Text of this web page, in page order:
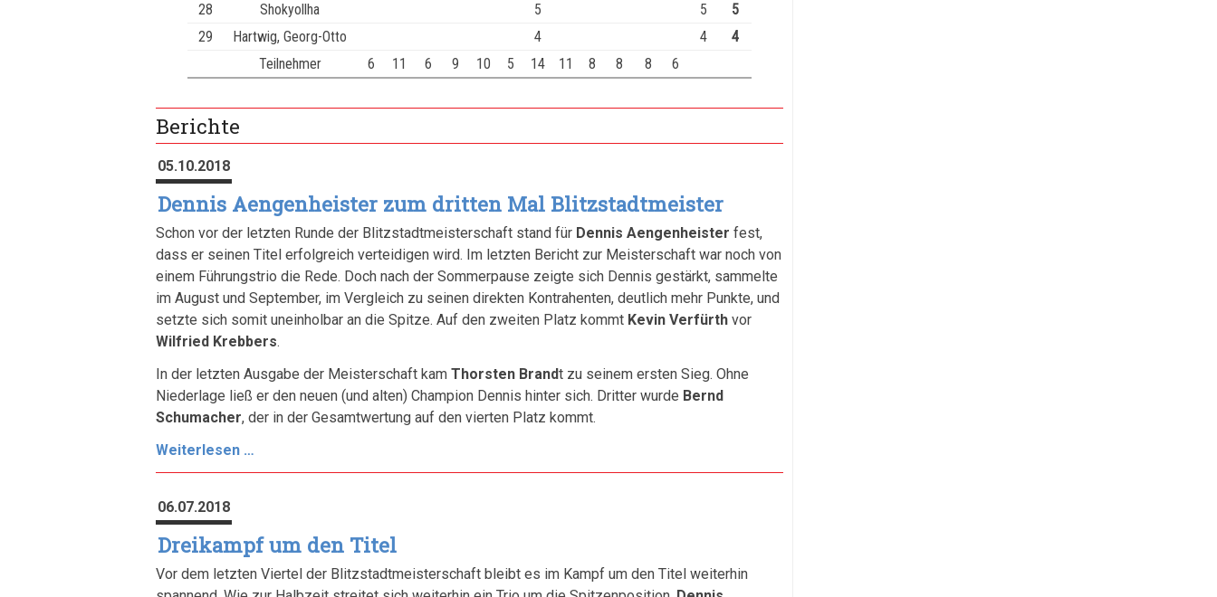
28
Shokyollha 5 5
5
29
Hartwig, Georg-Otto 4 4
4
Teilnehmer
6 11 6 9 10 5 14 11 8 8 8 6
Berichte
05.10.2018
Dennis Aengenheister zum dritten Mal Blitzstadtmeister
Schon vor der letzten Runde der Blitzstadtmeisterschaft stand für Dennis Aengenheister fest,
dass er seinen Titel erfolgreich verteidigen wird. Im letzten Bericht zur Meisterschaft war noch von
einem Führungstrio die Rede. Doch nach der Sommerpause zeigte sich Dennis gestärkt, sammelte
im August und September, im Vergleich zu seinen direkten Kontrahenten, deutlich mehr Punkte, und
setzte sich somit uneinholbar an die Spitze. Auf den zweiten Platz kommt Kevin Verfürth vor
Wilfried Krebbers.
In der letzten Ausgabe der Meisterschaft kam Thorsten Brandt zu seinem ersten Sieg. Ohne
Niederlage ließ er den neuen (und alten) Champion Dennis hinter sich. Dritter wurde Bernd
Schumacher, der in der Gesamtwertung auf den vierten Platz kommt.
Weiterlesen …
Aengenheister
Mal
Blitzstadtmeister
06.07.2018
Dreikampf um den Titel
Vor dem letzten Viertel der Blitzstadtmeisterschaft bleibt es im Kampf um den Titel weiterhin